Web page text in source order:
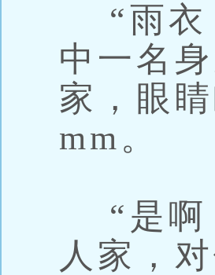
“雨衣
中一名
家，眼
mm。
“是啊
人家，